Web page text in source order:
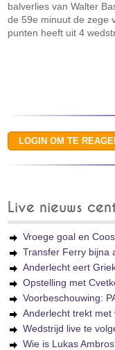
balverlies van Walter
de 59e minuut de zege
punten heeft uit 4
Live nieuws
Vroege goal en
Transfer Ferry bijna
Anderlecht eert
Opstelling met
Voorbeschouwing:
Anderlecht trekt met
Wedstrijd live te
Wie is Lukas